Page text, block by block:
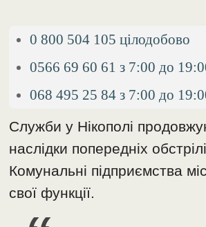
0 800 504 105 цілодобово
0566 69 60 61 з 7:00 до
068 495 25 84 з 7:00 до
Служби у Нікополі
наслідки попередніх
Комунальні підприємства
свої функції.